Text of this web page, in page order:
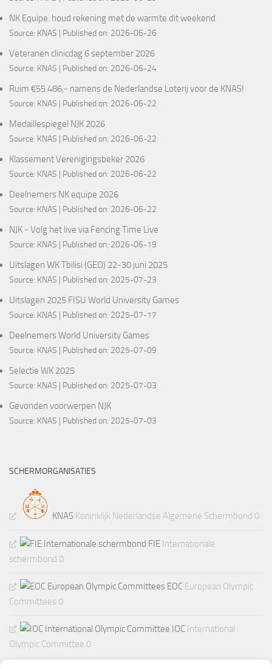
NK Equipe: houd rekening met de warmte dit weekend
Source: KNAS Published on: 2026-06-26
Veteranen clinicdag 6 september 2026
Source: KNAS Published on: 2026-06-24
Ruim €55.486,- namens de Nederlandse Loterij voor de KNAS!
Source: KNAS Published on: 2026-06-22
Medaillespiegel NJK 2026
Source: KNAS Published on: 2026-06-22
Klassement Verenigingsbeker 2026
Source: KNAS Published on: 2026-06-22
Deelnemers NK equipe 2026
Source: KNAS Published on: 2026-06-22
NJK - Volg het live via Fencing Time Live
Source: KNAS Published on: 2026-06-19
Uitslagen WK Tbilisi (GEO) 22-30 juni 2025
Source: KNAS Published on: 2025-07-23
Uitslagen 2025 FISU World University Games
Source: KNAS Published on: 2025-07-17
Deelnemers World University Games
Source: KNAS Published on: 2025-07-09
Selectie WK 2025
Source: KNAS Published on: 2025-07-03
Gevonden voorwerpen NJK
Source: KNAS Published on: 2025-07-03
SCHERMORGANISATIES
KNAS Koninklijk Nederlandse Algemene Schermbond 0
FIE Internationale
schermbond 0
EOC European Olympic
Committees 0
IOC International
Olympic Committee 0